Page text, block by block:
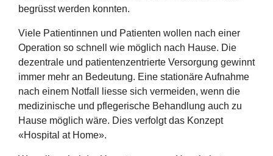
begrüsst werden konnten.
Viele Patientinnen und Patienten wollen nach einer
Operation so schnell wie möglich nach Hause. Die
dezentrale und patientenzentrierte Versorgung gewinnt
immer mehr an Bedeutung. Eine stationäre Aufnahme
nach einem Notfall liesse sich vermeiden, wenn die
medizinische und pflegerische Behandlung auch zu
Hause möglich wäre. Dies verfolgt das Konzept
«Hospital at Home».